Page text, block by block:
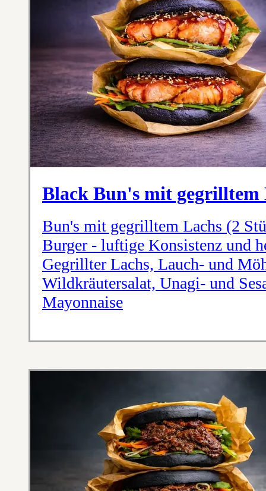
Black Bun's mit gegrilltem
Bun's mit gegrilltem Lachs (2
Burger - luftige Konsistenz und
Gegrillter Lachs, Lauch- und
Wildkräutersalat, Unagi- und
Mayonnaise